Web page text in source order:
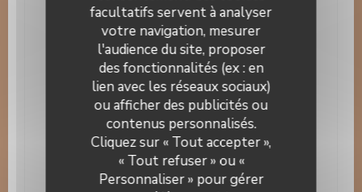
facultatifs servent à analyser
votre navigation, mesurer
l'audience du site, proposer
des fonctionnalités (ex : en
lien avec les réseaux sociaux)
ou afficher des publicités ou
contenus personnalisés.
Cliquez sur « Tout accepter »,
« Tout refuser » ou «
Personnaliser » pour gérer
Viandes et grillades, Poissons, Française
Traditionnelle, Cuisine Traditionnelle, Assiette de
Charcuteries
Type de restaurant
Restaurant Traditionnel, Bistrot, Restaurant
Services
privatisation du restaurant, Ouvert 7/7, Buffet,
Anniversaires, Animaux acceptés, Air conditionné,
Accès wifi gratuit, Accès aux personnes à mobilité
réduite, Accepte les réservations
Le 14 Juillet